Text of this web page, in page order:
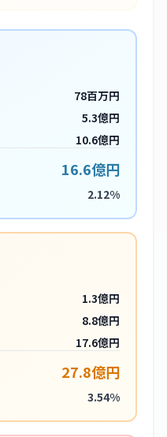
78百万円
5.3億円
10.6億円
16.6億円
2.12%
1.3億円
8.8億円
17.6億円
27.8億円
3.54%